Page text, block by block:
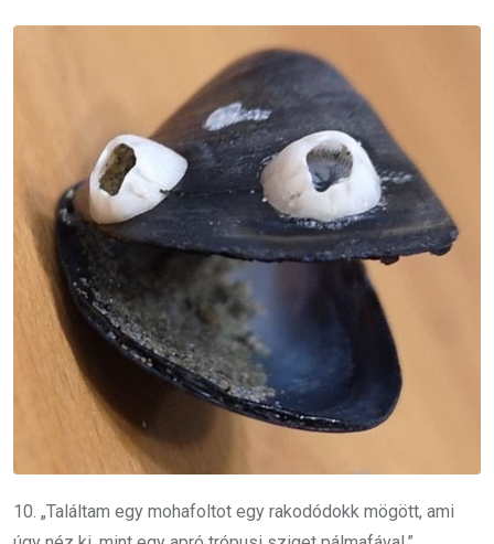
10. „Találtam egy mohafoltot egy rakodódokk mögött, ami